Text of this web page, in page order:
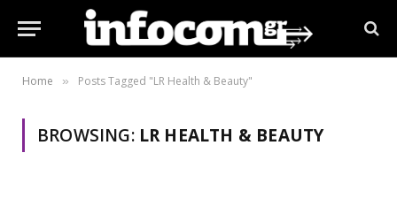
Home » Posts Tagged "LR Health & Beauty"
BROWSING: LR HEALTH & BEAUTY